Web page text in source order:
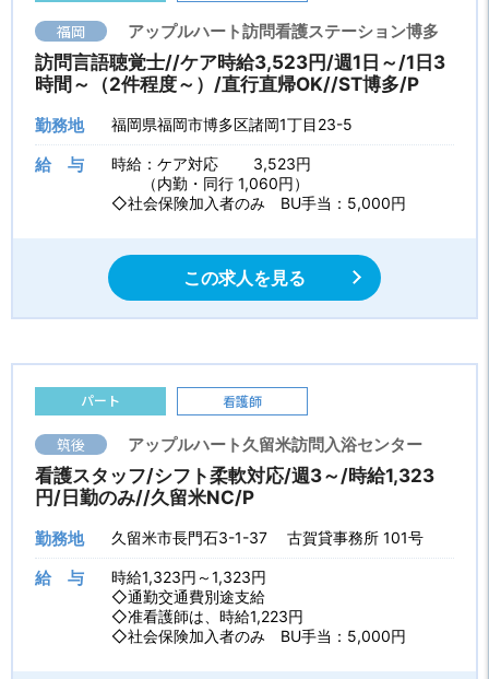
福岡 アップルハート訪問看護ステーション博多
訪問言語聴覚士//ケア時給3,523円/週1日～/1日3
時間～（2件程度～）/直行直帰OK//ST博多/P
勤務地 福岡県福岡市博多区諸岡1丁目23-5
給 与
時給：ケア対応 3,523円
（内勤・同行 1,060円）
◇社会保険加入者のみ BU手当：5,000円
この求人を見る
パート 看護師
筑後 アップルハート久留米訪問入浴センター
看護スタッフ/シフト柔軟対応/週3～/時給1,323
円/日勤のみ//久留米NC/P
勤務地 久留米市長門石3-1-37 古賀貸事務所 101号
給 与
時給1,323円～1,323円
◇通勤交通費別途支給
◇准看護師は、時給1,223円
◇社会保険加入者のみ BU手当：5,000円